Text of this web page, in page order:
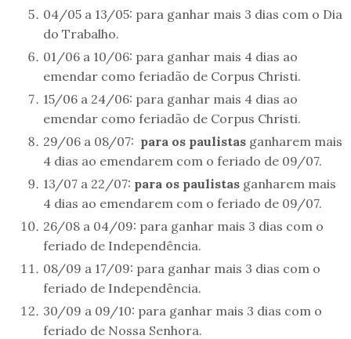
04/05 a 13/05: para ganhar mais 3 dias com o Dia
do Trabalho.
01/06 a 10/06: para ganhar mais 4 dias ao
emendar como feriadão de Corpus Christi.
15/06 a 24/06: para ganhar mais 4 dias ao
emendar como feriadão de Corpus Christi.
29/06 a 08/07: para os paulistasganharem mais
4 dias ao emendarem com o feriado de 09/07.
13/07 a 22/07: para os paulistasganharem mais
4 dias ao emendarem com o feriado de 09/07.
26/08 a 04/09: para ganhar mais 3 dias com o
feriado de Independência.
08/09 a 17/09: para ganhar mais 3 dias com o
feriado de Independência.
30/09 a 09/10: para ganhar mais 3 dias com o
feriado de Nossa Senhora.